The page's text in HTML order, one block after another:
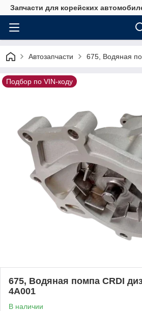
Запчасти для корейских
Автозапчасти 675, Водяная
Подбор по VIN-коду
675, Водяная помпа CRDI
4A001
В наличии